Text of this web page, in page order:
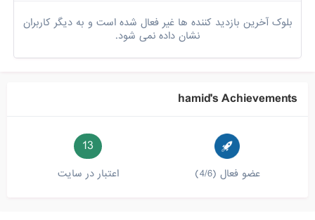
بلوک آخرین بازدید کننده ها غیر فعال شده است و به دیگر کاربران
نشان داده نمی شود.
hamid's Achievements
عضو فعال (4/6)
13
اعتبار در سایت